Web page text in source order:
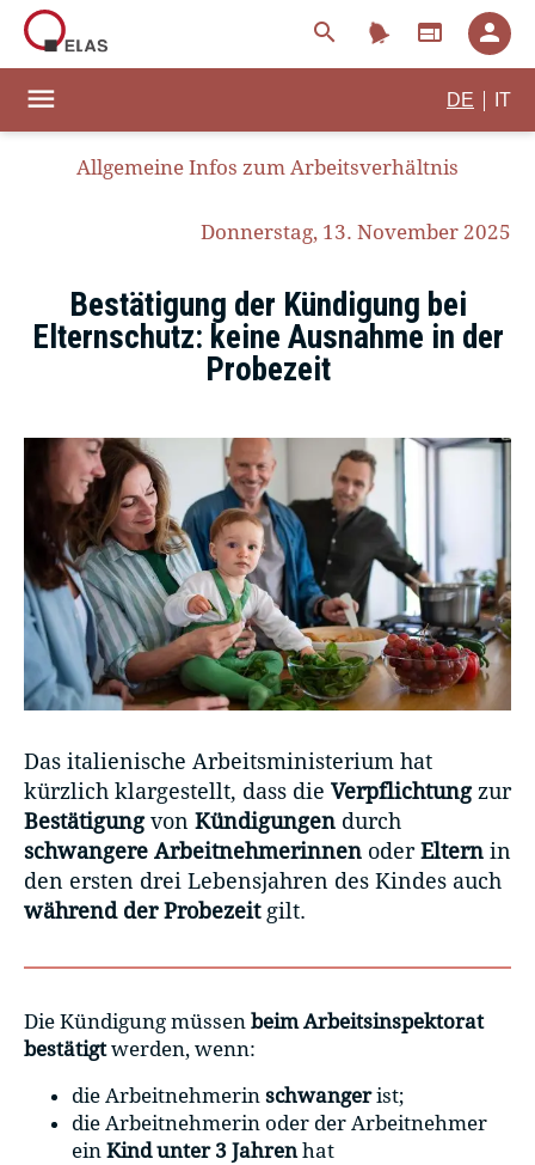
search notifications web person
menu DE IT
Allgemeine Infos zum Arbeitsverhältnis
Donnerstag, 13. November 2025
Bestätigung der Kündigung bei
Elternschutz: keine Ausnahme in der
Probezeit
Das italienische Arbeitsministerium hat
kürzlich klargestellt, dass die Verpflichtungzur
Bestätigungvon Kündigungen durch
schwangere Arbeitnehmerinnen oderEltern in
den ersten drei Lebensjahren des Kindes auch
während der Probezeitgilt.
Die Kündigung müssen beim Arbeitsinspektorat
bestätigtwerden, wenn:
die Arbeitnehmerin schwangerist;
die Arbeitnehmerin oder der Arbeitnehmer
ein Kind unter 3 Jahrenhat